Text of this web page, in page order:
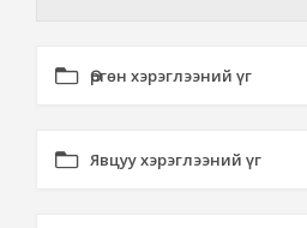
Өргөн хэрэглээний үг
Явцуу хэрэглээний үг